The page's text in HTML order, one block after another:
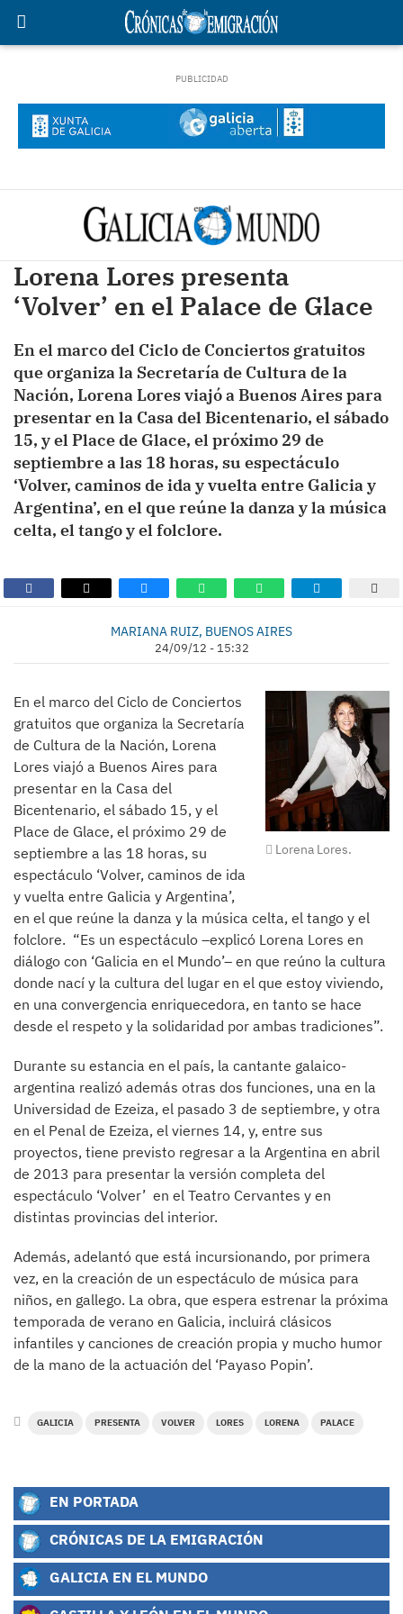
Lorena Lores presenta
‘Volver’ en el Palace de Glace
En el marco del Ciclo de Conciertos gratuitos
que organiza la Secretaría de Cultura de la
Nación, Lorena Lores viajó a Buenos Aires para
presentar en la Casa del Bicentenario, el sábado
15, y el Place de Glace, el próximo 29 de
septiembre a las 18 horas, su espectáculo
‘Volver, caminos de ida y vuelta entre Galicia y
Argentina’, en el que reúne la danza y la música
celta, el tango y el folclore.
MARIANA RUIZ, BUENOS AIRES
24/09/12 - 15:32
Lorena Lores.
En el marco del Ciclo de Conciertos
gratuitos que organiza la Secretaría
de Cultura de la Nación, Lorena
Lores viajó a Buenos Aires para
presentar en la Casa del
Bicentenario, el sábado 15, y el
Place de Glace, el próximo 29 de
septiembre a las 18 horas, su
espectáculo ‘Volver, caminos de ida
y vuelta entre Galicia y Argentina’,
en el que reúne la danza y la música celta, el tango y el
folclore. “Es un espectáculo –explicó Lorena Lores en
diálogo con ‘Galicia en el Mundo’– en que reúno la cultura
donde nací y la cultura del lugar en el que estoy viviendo,
en una convergencia enriquecedora, en tanto se hace
desde el respeto y la solidaridad por ambas tradiciones”.
Durante su estancia en el país, la cantante galaico-
argentina realizó además otras dos funciones, una en la
Universidad de Ezeiza, el pasado 3 de septiembre, y otra
en el Penal de Ezeiza, el viernes 14, y, entre sus
proyectos, tiene previsto regresar a la Argentina en abril
de 2013 para presentar la versión completa del
espectáculo ‘Volver’ en el Teatro Cervantes y en
distintas provincias del interior.
Además, adelantó que está incursionando, por primera
vez, en la creación de un espectáculo de música para
niños, en gallego. La obra, que espera estrenar la próxima
temporada de verano en Galicia, incluirá clásicos
infantiles y canciones de creación propia y mucho humor
de la mano de la actuación del ‘Payaso Popin’.
GALICIA PRESENTA VOLVER LORES LORENA PALACE
EN PORTADA
CRÓNICAS DE LA EMIGRACIÓN
GALICIA EN EL MUNDO